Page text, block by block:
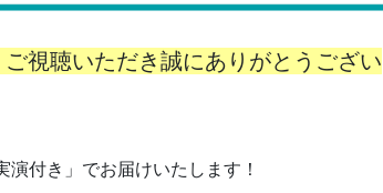
視聴いただき誠にありがとうござい
付き」でお届けいたします！